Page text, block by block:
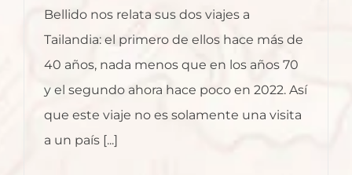
Bellido nos relata sus dos viajes a
Tailandia: el primero de ellos hace más de
40 años, nada menos que en los años 70
y el segundo ahora hace poco en 2022. Así
que este viaje no es solamente una visita
a un país [...]